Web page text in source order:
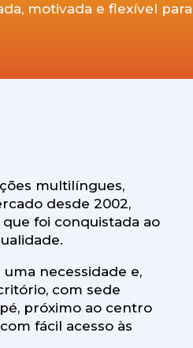
motivada e flexível para
multilíngues,
desde 2002,
foi conquistada ao
necessidade e,
com sede
próximo ao centro
fácil acesso às